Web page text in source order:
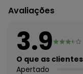
Fornecedor:
79.233.672/0010-98
Cuidados para
usar alvejante.Não
temperatura
Tecido: Viscose
Avaliações
3.9
O que as
Apertado